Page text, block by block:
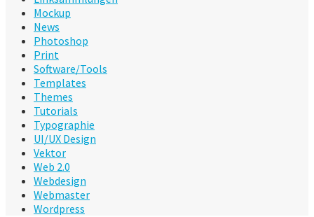
Mockup
News
Photoshop
Print
Software/Tools
Templates
Themes
Tutorials
Typographie
UI/UX Design
Vektor
Web 2.0
Webdesign
Webmaster
Wordpress